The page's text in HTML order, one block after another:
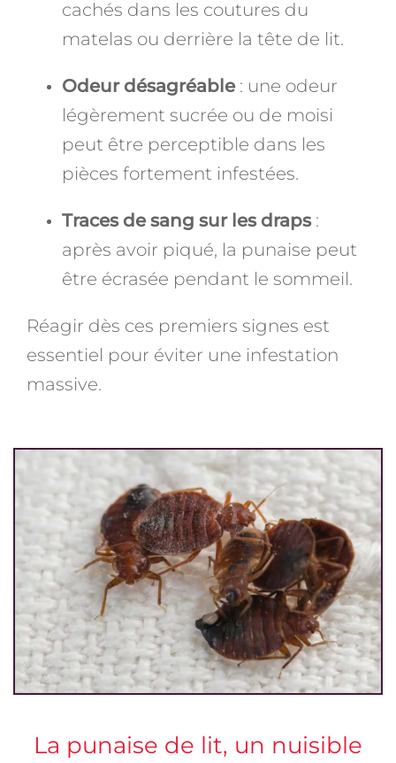
cachés dans les coutures du
matelas ou derrière la tête de lit.
Odeur désagréable: une odeur
légèrement sucrée ou de moisi
peut être perceptible dans les
pièces fortement infestées.
Traces de sang sur les draps:
après avoir piqué, la punaise peut
être écrasée pendant le sommeil.
Réagir dès ces premiers signes est
essentiel pour éviter une infestation
massive.
La punaise de lit, un nuisible